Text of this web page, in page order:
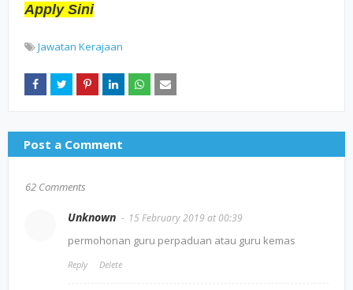
Apply Sini
Jawatan Kerajaan
Post a Comment
62 Comments
Unknown 15 February 2019 at 00:39
permohonan guru perpaduan atau guru kemas
Reply Delete